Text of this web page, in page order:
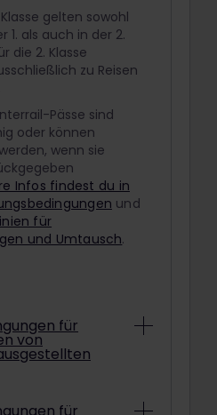
gelten sowohl
1. als auch in der 2.
die 2. Klasse
zu Reisen
Pässe sind
oder können
wenn sie
Infos findest du in
und
für
und Umtausch.
für
von
konkreten